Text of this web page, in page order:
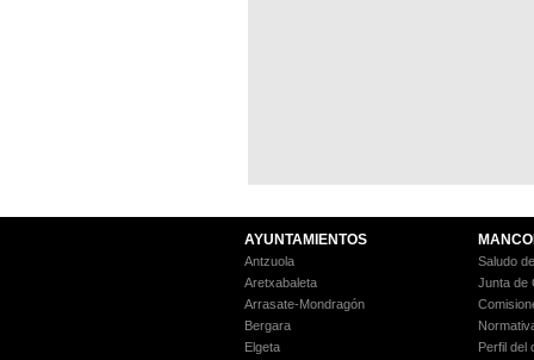
AYUNTAMIENTOS
Antzuola
Aretxabaleta
Arrasate-Mondragón
Bergara
Elgeta
Saludo
Junta de
Perfil del